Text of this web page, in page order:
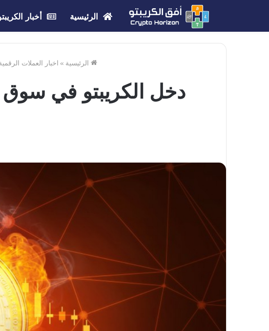
الرئيسية أخبار
الرئيسية » اخبار العملات
دخل الكريبتو في سوق